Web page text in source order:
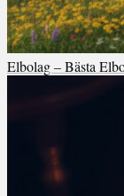
Elbolag – Bästa